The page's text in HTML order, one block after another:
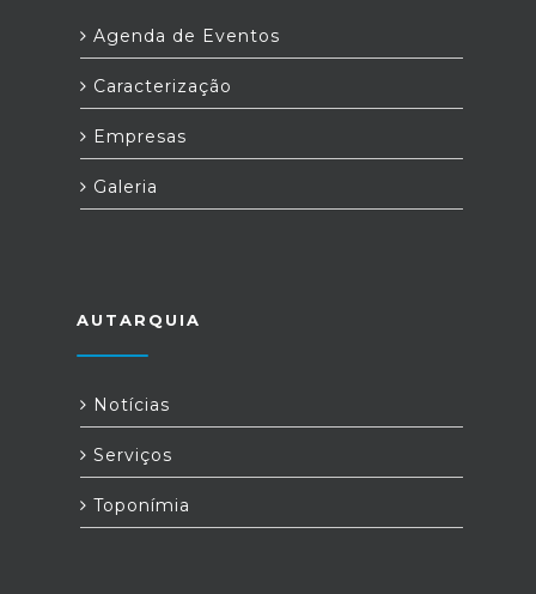
Agenda de Eventos
Caracterização
Empresas
Galeria
AUTARQUIA
Notícias
Serviços
Toponímia